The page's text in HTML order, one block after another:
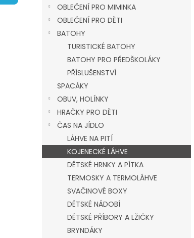
OBLEČENÍ PRO MIMINKA
OBLEČENÍ PRO DĚTI
BATOHY
TURISTICKÉ BATOHY
BATOHY PRO PŘEDŠKOLÁKY
PŘÍSLUŠENSTVÍ
SPACÁKY
OBUV, HOLÍNKY
HRAČKY PRO DĚTI
ČAS NA JÍDLO
LÁHVE NA PITÍ
KOJENECKÉ LÁHVE
DĚTSKÉ HRNKY A PÍTKA
TERMOSKY A TERMOLÁHVE
SVAČINOVÉ BOXY
DĚTSKÉ NÁDOBÍ
DĚTSKÉ PŘÍBORY A LŽIČKY
BRYNDÁKY